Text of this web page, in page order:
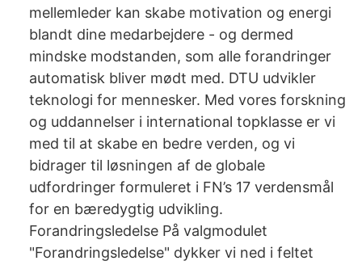
mellemleder kan skabe motivation og energi
blandt dine medarbejdere - og dermed
mindske modstanden, som alle forandringer
automatisk bliver mødt med. DTU udvikler
teknologi for mennesker. Med vores forskning
og uddannelser i international topklasse er vi
med til at skabe en bedre verden, og vi
bidrager til løsningen af de globale
udfordringer formuleret i FN’s 17 verdensmål
for en bæredygtig udvikling.
Forandringsledelse På valgmodulet
"Forandringsledelse" dykker vi ned i feltet